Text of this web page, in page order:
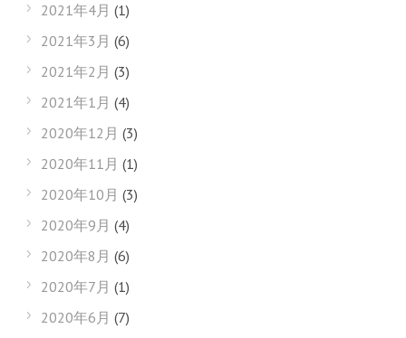
2021年4月 (1)
2021年3月 (6)
2021年2月 (3)
2021年1月 (4)
2020年12月 (3)
2020年11月 (1)
2020年10月 (3)
2020年9月 (4)
2020年8月 (6)
2020年7月 (1)
2020年6月 (7)